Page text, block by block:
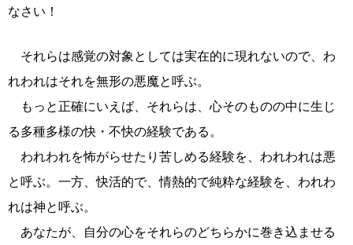
なさい！
それらは感覚の対象としては実在的に現れないので、わ
れわれはそれを無形の悪魔と呼ぶ。
もっと正確にいえば、それらは、心そのものの中に生じ
る多種多様の快・不快の経験である。
われわれを怖がらせたり苦しめる経験を、われわれは悪
と呼ぶ。一方、快活的で、情熱的で純粋な経験を、われわ
れは神と呼ぶ。
あなたが、自分の心をそれらのどちらかに巻き込ませる